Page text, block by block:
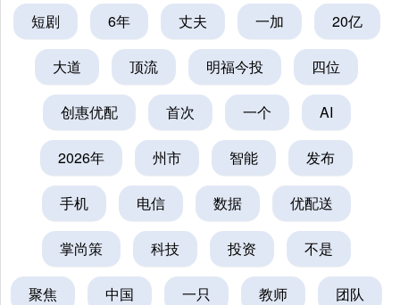
短剧 6年 丈夫 一加 20亿
大道 顶流 明福今投 四位
创惠优配 首次 一个 AI
2026年 州市 智能 发布
手机 电信 数据 优配送
掌尚策 科技 投资 不是
聚焦 中国 一只 教师 团队